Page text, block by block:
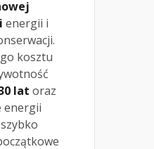
energii i
kosztu
lat oraz
energii